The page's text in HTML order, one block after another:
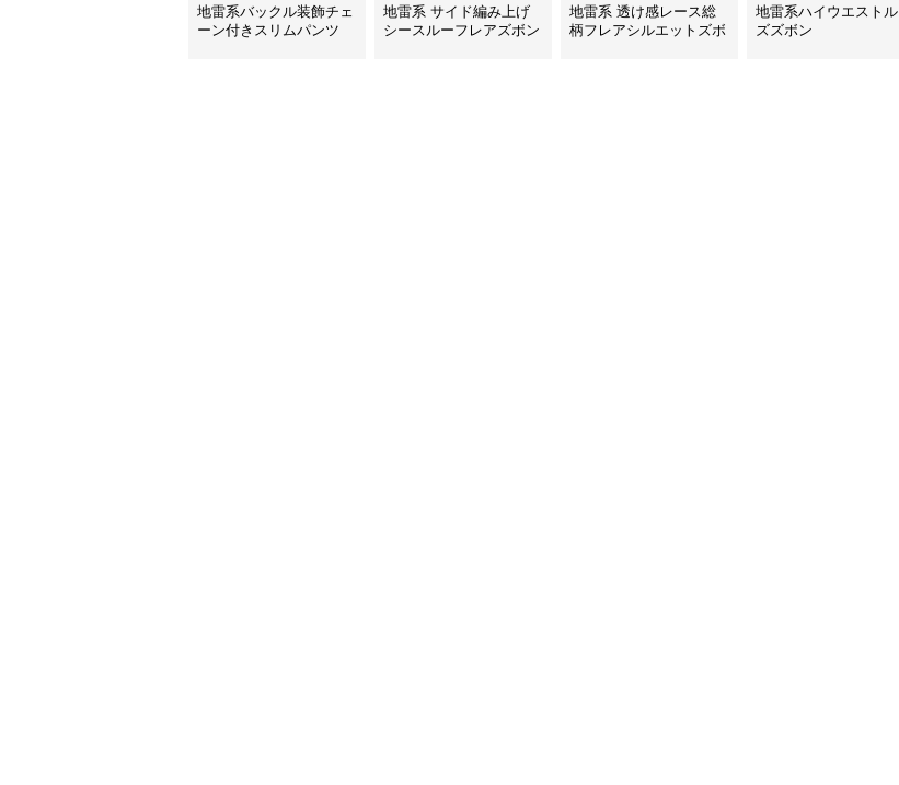
地雷系バックル装飾チェ
ーン付きスリムパンツ
地雷系 サイド編み上げ
シースルーフレアズボン
地雷系 透け感レース総
柄フレアシルエットズボ
地雷系ハイウエスト
ズズボン